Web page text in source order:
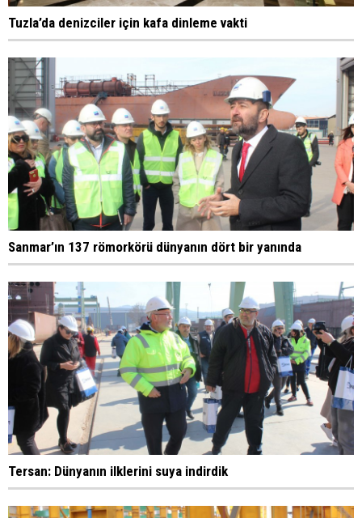
Tuzla’da denizciler için kafa dinleme vakti
Sanmar’ın 137 römorkörü dünyanın dört bir yanında
Tersan: Dünyanın ilklerini suya indirdik